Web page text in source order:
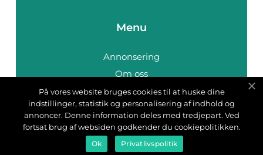
Menu
Annonsering
Om oss
Cookies
Kontakta oss
Sitemap
På vores website bruges cookies til at huske dine
indstillinger, statistik og personalisering af indhold og
annoncer. Denne information deles med tredjepart. Ved
fortsat brug af websiden godkender du cookiepolitikken.
Ok Privatlivspolitik